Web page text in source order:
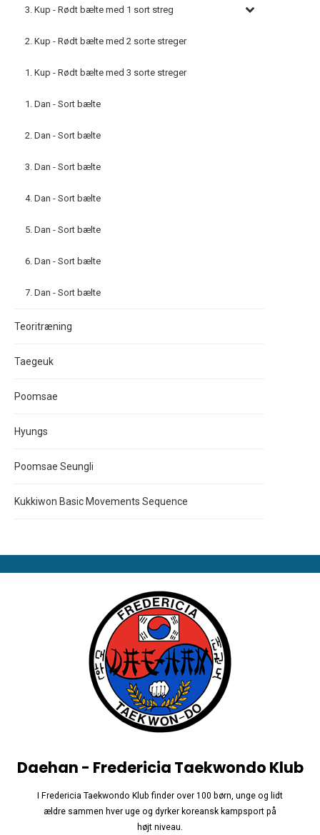
3. Kup - Rødt bælte med 1 sort streg
2. Kup - Rødt bælte med 2 sorte streger
1. Kup - Rødt bælte med 3 sorte streger
1. Dan - Sort bælte
2. Dan - Sort bælte
3. Dan - Sort bælte
4. Dan - Sort bælte
5. Dan - Sort bælte
6. Dan - Sort bælte
7. Dan - Sort bælte
Teoritræning
Taegeuk
Poomsae
Hyungs
Poomsae Seungli
Kukkiwon Basic Movements Sequence
Daehan - Fredericia Taekwondo Klub
I Fredericia Taekwondo Klub finder over 100 børn, unge og lidt
ældre sammen hver uge og dyrker koreansk kampsport på
højt niveau.